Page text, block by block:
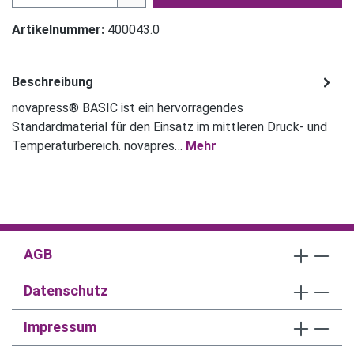
Artikelnummer: 400043.0
Beschreibung
novapress® BASIC ist ein hervorragendes
Standardmaterial für den Einsatz im mittleren Druck- und
Temperaturbereich. novapres… Mehr
AGB
Datenschutz
Impressum